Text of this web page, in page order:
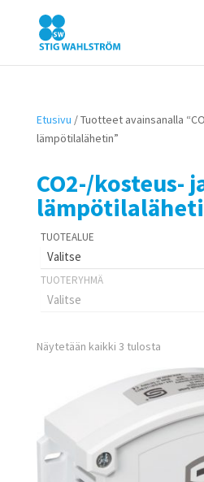
Etusivu / Tuotteet avainsanalla
lämpötilalähetin”
CO2-/kosteus-
Valitse
Valitse
Näytetään kaikki 3 tulosta